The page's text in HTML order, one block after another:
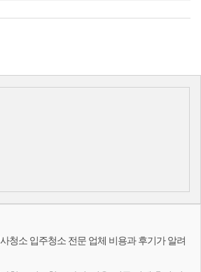
청소 입주청소 전문 업체 비용과 후기가 알려